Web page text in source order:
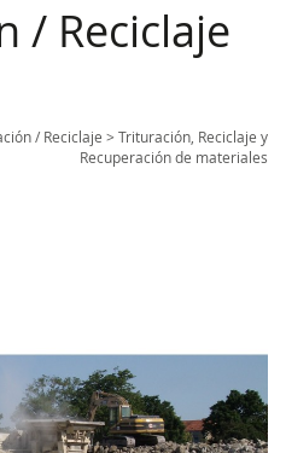
/ Reciclaje
/ Reciclaje > Trituración, Reciclaje y
Recuperación de materiales